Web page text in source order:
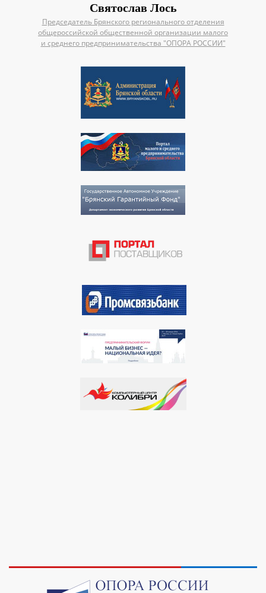
Святослав Лось
Председатель Брянского регионального отделения
общероссийской общественной организации малого
и среднего предпринимательства "ОПОРА РОССИИ"